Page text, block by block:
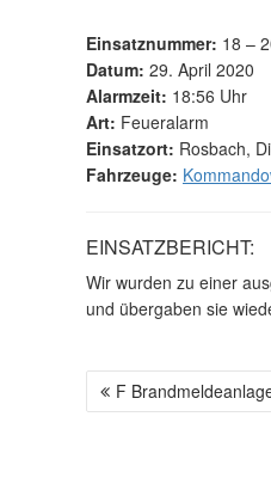
Einsatznummer: 18 –
Datum: 29. April 2020
Alarmzeit: 18:56 Uhr
Art: Feueralarm
Einsatzort: Rosbach,
Fahrzeuge:
EINSATZBERICHT:
Wir wurden zu einer
und übergaben sie
B F